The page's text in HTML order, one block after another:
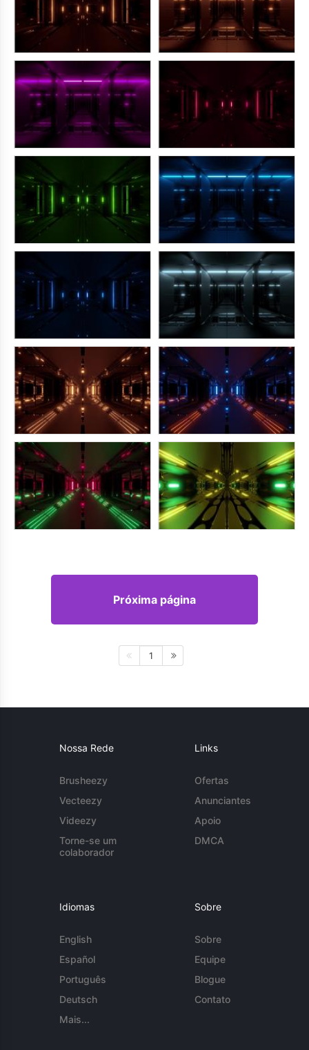
Próxima página
1
Nossa Rede
Brusheezy
Vecteezy
Videezy
Torne-se um
colaborador
Links
Ofertas
Anunciantes
Apoio
DMCA
Idiomas
English
Español
Português
Deutsch
Mais...
Sobre
Sobre
Equipe
Blogue
Contato